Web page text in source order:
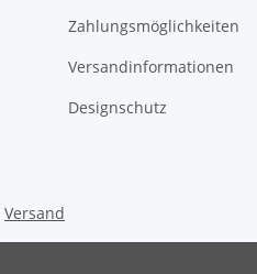
Zahlungsmöglichkeiten
Versandinformationen
Designschutz
Versand